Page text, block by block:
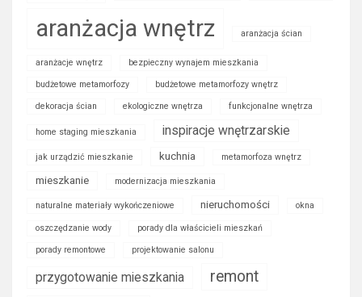
aranżacja wnętrz aranżacja ścian
aranżacje wnętrz bezpieczny wynajem mieszkania
budżetowe metamorfozy budżetowe metamorfozy wnętrz
dekoracja ścian ekologiczne wnętrza funkcjonalne wnętrza
home staging mieszkania inspiracje wnętrzarskie
jak urządzić mieszkanie kuchnia metamorfoza wnętrz
mieszkanie modernizacja mieszkania
naturalne materiały wykończeniowe nieruchomości okna
oszczędzanie wody porady dla właścicieli mieszkań
porady remontowe projektowanie salonu
przygotowanie mieszkania remont